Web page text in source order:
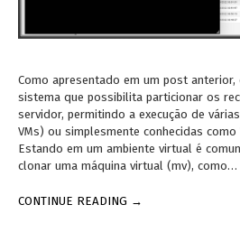
Como apresentado em um post anterior,
sistema que possibilita particionar os
servidor, permitindo a execução de
VMs) ou simplesmente conhecidas
Estando em um ambiente virtual é
clonar uma máquina virtual (mv), como…
CONTINUE READING →